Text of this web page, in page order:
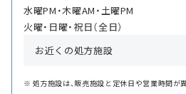
水曜PM・木曜AM・土曜PM
火曜・日曜・祝日（全日）
お近くの処方施設
処方施設は、販売施設と定休日や営業時間が